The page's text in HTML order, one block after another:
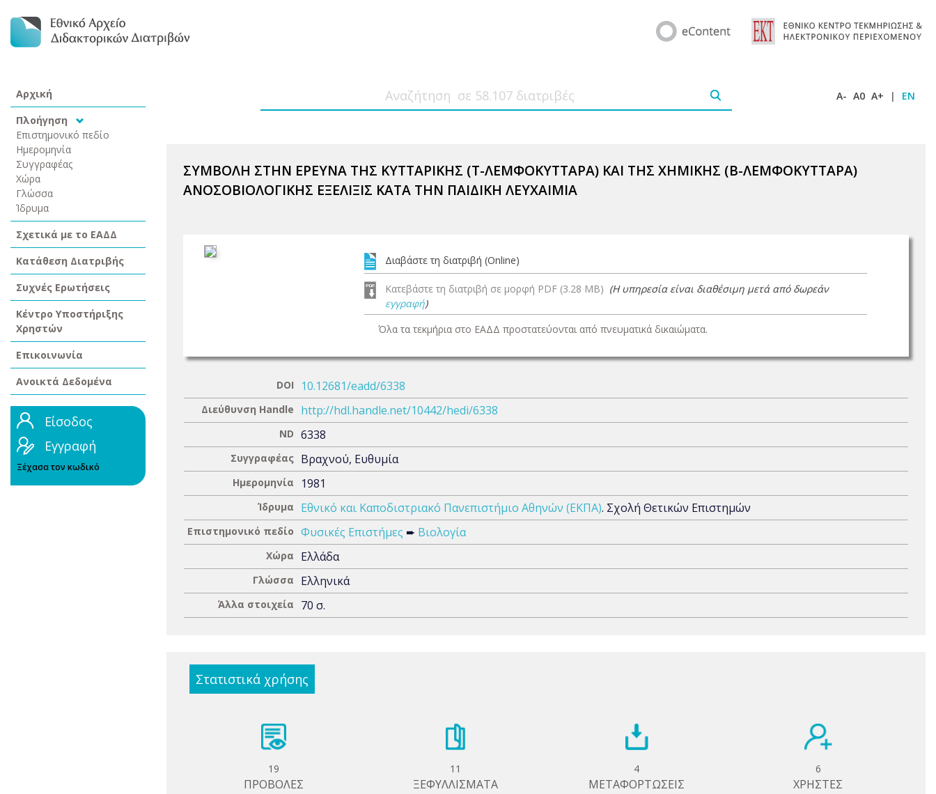
Αρχική
Πλοήγηση
Επιστημονικό πεδίο
Ημερομηνία
Συγγραφέας
Χώρα
Γλώσσα
Ίδρυμα
Σχετικά με το ΕΑΔΔ
Κατάθεση Διατριβής
Συχνές Ερωτήσεις
Κέντρο Υποστήριξης
Χρηστών
Επικοινωνία
Ανοικτά Δεδομένα
Είσοδος
Εγγραφή
Ξέχασα τον κωδικό
A- A0 A+ | EN
ΣΥΜΒΟΛΗ ΣΤΗΝ ΕΡΕΥΝΑ ΤΗΣ ΚΥΤΤΑΡΙΚΗΣ (Τ-ΛΕΜΦΟΚΥΤΤΑΡΑ) ΚΑΙ ΤΗΣ ΧΗΜΙΚΗΣ (Β-ΛΕΜΦΟΚΥΤΤΑΡΑ)
ΑΝΟΣΟΒΙΟΛΟΓΙΚΗΣ ΕΞΕΛΙΞΙΣ ΚΑΤΑ ΤΗΝ ΠΑΙΔΙΚΗ ΛΕΥΧΑΙΜΙΑ
Διαβάστε τη διατριβή (Online)
Κατεβάστε τη διατριβή σε μορφή PDF (3.28 MB) (Η υπηρεσία είναι διαθέσιμη μετά από δωρεάν
εγγραφή)
Όλα τα τεκμήρια στο ΕΑΔΔ προστατεύονται από πνευματικά δικαιώματα.
DOI 10.12681/eadd/6338
Διεύθυνση Handle http://hdl.handle.net/10442/hedi/6338
ND 6338
Συγγραφέας Βραχνού, Ευθυμία
Ημερομηνία 1981
Ίδρυμα Εθνικό και Καποδιστριακό Πανεπιστήμιο Αθηνών (ΕΚΠΑ). Σχολή Θετικών Επιστημών
Επιστημονικό πεδίο Φυσικές Επιστήμες ➨ Βιολογία
Χώρα Ελλάδα
Γλώσσα Ελληνικά
Άλλα στοιχεία 70 σ.
Στατιστικά χρήσης
19
ΠΡΟΒΟΛΕΣ
11
ΞΕΦΥΛΛΙΣΜΑΤΑ
4
ΜΕΤΑΦΟΡΤΩΣΕΙΣ
6
ΧΡΗΣΤΕΣ